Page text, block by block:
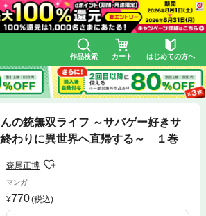
作品検索 カート はじめての方へ
の銃無双ライフ ～サバゲー好きサ
わりに異世界へ直帰する～ １巻
森尾正博
マンガ
770(税込)